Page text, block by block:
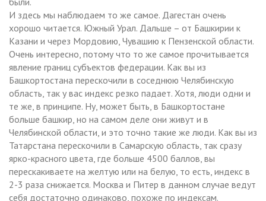
И здесь мы наблюдаем то же самое. Дагестан очень
хорошо читается. Южный Урал. Дальше – от Башкирии к
Казани и через Мордовию, Чувашию к Пензенской области.
Очень интересно, потому что то же самое прочитывается
явление границ субъектов федерации. Как вы из
Башкортостана перескочили в соседнюю Челябинскую
область, так у вас индекс резко падает. Хотя, люди одни и
те же, в принципе. Ну, может быть, в Башкортостане
больше башкир, но на самом деле они живут и в
Челябинской области, и это точно такие же люди. Как вы из
Татарстана перескочили в Самарскую область, так сразу
ярко-красного цвета, где больше 4500 баллов, вы
перескакиваете на желтую или на белую, то есть, индекс в
2-3 раза снижается. Москва и Питер в данном случае ведут
себя достаточно одинаково, похоже по индексам.